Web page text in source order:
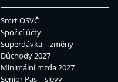
Smrt OSVČ
Spořicí účty
Superdávka – změny
Důchody 2027
Minimální mzda 2027
Senior Pas – slevy